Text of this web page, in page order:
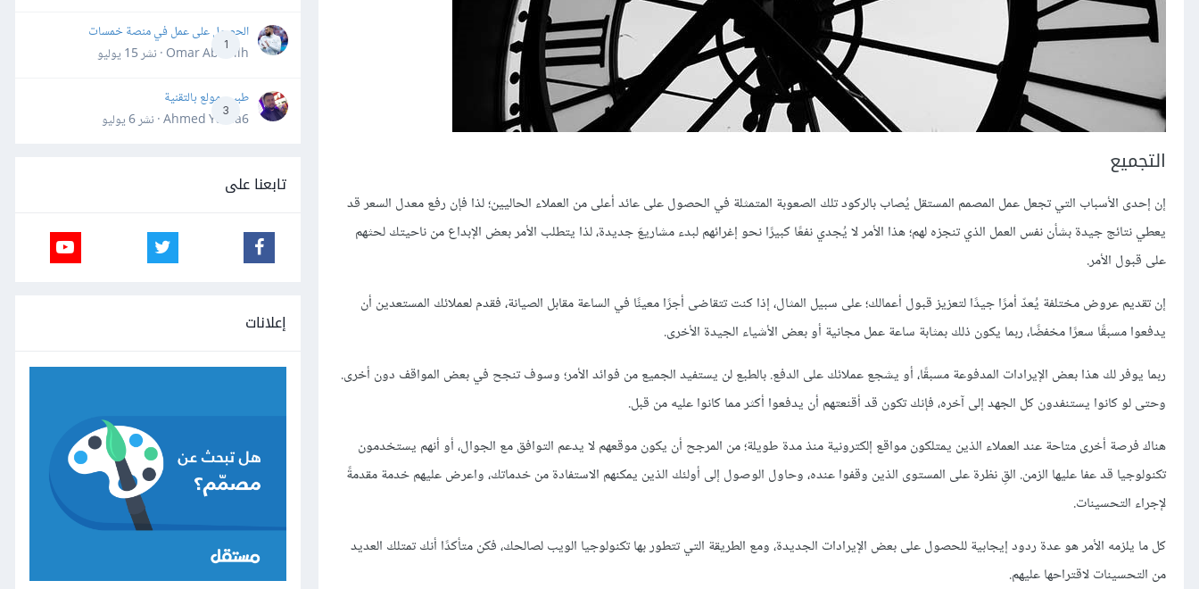
التجميع
إن إحدى الأسباب التي تجعل عمل المصمم المستقل يُصاب بالركود تلك الصعوبة المتمثلة في الحصول على عائد أعلى من العملاء الحاليين؛ لذا فإن رفع معدل السعر قد
يعطي نتائج جيدة بشأن نفس العمل الذي تنجزه لهم؛ هذا الأمر لا يُجدي نفعًا كبيرًا نحو إغرائهم لبدء مشاريعَ جديدة، لذا يتطلب الأمر بعض الإبداع من ناحيتك لحثهم
على قبول الأمر.
إن تقديم عروض مختلفة يُعدّ أمرًا جيدًا لتعزيز قبول أعمالك؛ على سبيل المثال، إذا كنت تتقاضى أجرًا معينًا في الساعة مقابل الصيانة، فقدم لعملائك المستعدين أن
يدفعوا مسبقًا سعرًا مخفضًا، ربما يكون ذلك بمثابة ساعة عمل مجانية أو بعض الأشياء الجيدة الأخرى.
ربما يوفر لك هذا بعض الإيرادات المدفوعة مسبقًا، أو يشجع عملائك على الدفع. بالطبع لن يستفيد الجميع من فوائد الأمر؛ وسوف تنجح في بعض المواقف دون أخرى.
وحتى لو كانوا يستنفدون كل الجهد إلى آخره، فإنك تكون قد أقنعتهم أن يدفعوا أكثر مما كانوا عليه من قبل.
هناك فرصة أخرى متاحة عند العملاء الذين يمتلكون مواقع إلكترونية منذ مدة طويلة؛ من المرجح أن يكون موقعهم لا يدعم التوافق مع الجوال، أو أنهم يستخدمون
تكنولوجيا قد عفا عليها الزمن. القِ نظرة على المستوى الذين وقفوا عنده، وحاول الوصول إلى أولئك الذين يمكنهم الاستفادة من خدماتك، واعرض عليهم خدمة مقدمةً
لإجراء التحسينات.
كل ما يلزمه الأمر هو عدة ردود إيجابية للحصول على بعض الإيرادات الجديدة، ومع الطريقة التي تتطور بها تكنولوجيا الويب لصالحك، فكن متأكدًا أنك تمتلك العديد
من التحسينات لاقتراحها عليهم.
1
الحصول على عمل في منصة خمسات
Omar Abdallh · نشر
15 يوليو
3
طبيب مولع بالتقنية
Ahmed Yahia6 · نشر
6 يوليو
تابعنا على
إعلانات